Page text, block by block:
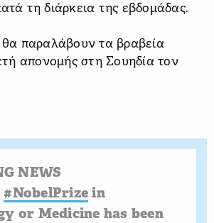
τη διάρκεια της εβδομάδας.
θα παραλάβουν τα βραβεία
απονομής στη Σουηδία τον
NEWS
#NobelPrize in
or Medicine has been